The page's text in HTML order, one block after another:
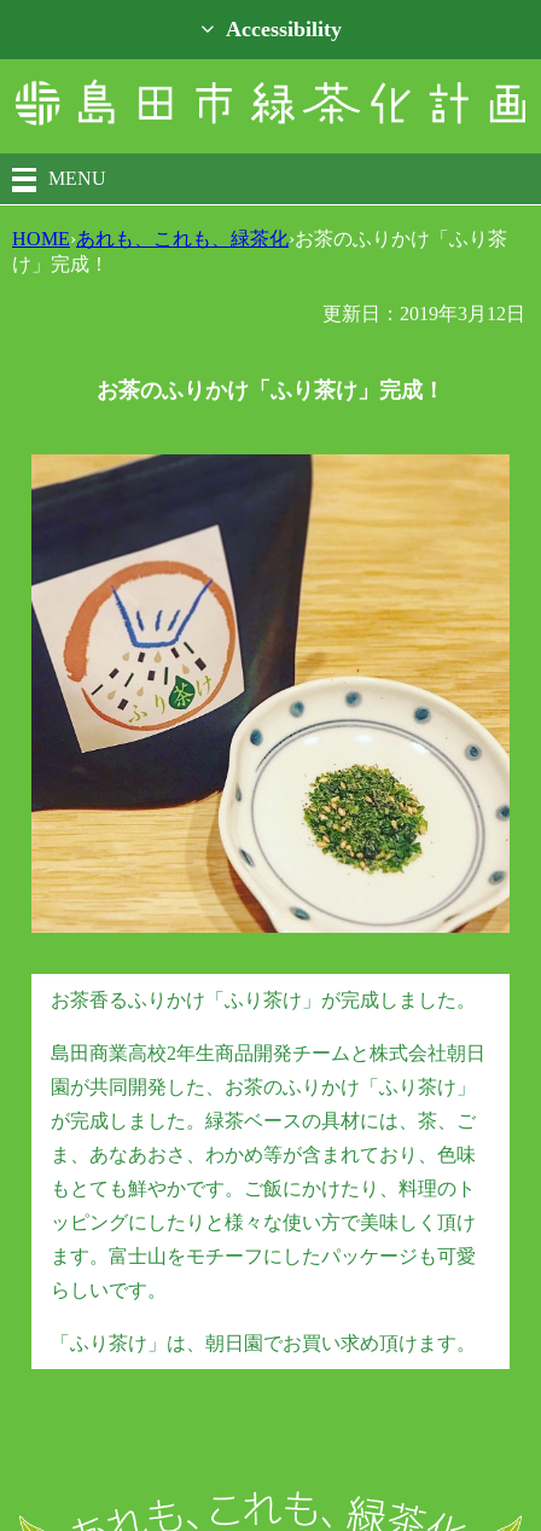
Accessibility
MENU
HOME›あれも、これも、緑茶化›お茶のふりかけ「ふり茶
け」完成！
更新日：2019年3月12日
お茶のふりかけ「ふり茶け」完成！
お茶香るふりかけ「ふり茶け」が完成しました。
島田商業高校2年生商品開発チームと株式会社朝日
園が共同開発した、お茶のふりかけ「ふり茶け」
が完成しました。緑茶ベースの具材には、茶、ご
ま、あなあおさ、わかめ等が含まれており、色味
もとても鮮やかです。ご飯にかけたり、料理のト
ッピングにしたりと様々な使い方で美味しく頂け
ます。富士山をモチーフにしたパッケージも可愛
らしいです。
「ふり茶け」は、朝日園でお買い求め頂けます。